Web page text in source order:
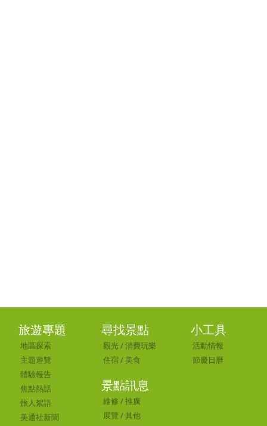
旅遊專題
地區探索
主題遊覽
體驗報告
焦點熱話
旅人絮語
美通社新聞
尋找景點
觀光 /消費玩樂
住宿 / 美食
景點訊息
維修 /推廣
展覽 /其他
小工具
活動情報
節慶日曆